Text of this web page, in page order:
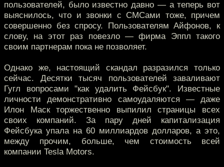
пользователей, было известно давно — а теперь вот
выяснилось, что и звонки с СМСами тоже, причем
совершенно без спросу. Пользователям Айфонов, к
слову, на этот раз повезло — фирма Эппл такого
своим партнерам пока не позволяет.
Однако же, настоящий скандал разразился только
сейчас. Десятки тысяч пользователей заваливают
Гугл вопросами "как удалить Фейсбук". Известные
личности демонстративно самоудаляются — даже
Илон Маск торжественно выпилил страницы всех
своих компаний. За пару дней капитализация
Фейсбука упала на 60 миллиардов долларов, а это,
между прочим, больше, чем стоимость всей
компании Tesla Motors.